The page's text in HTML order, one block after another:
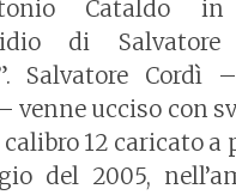
Cataldo in
di
Salvatore Cordì
venne ucciso con
12 caricato
del 2005,